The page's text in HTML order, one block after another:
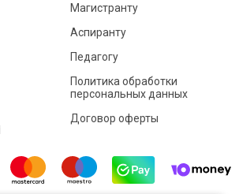
Магистранту
Аспиранту
Педагогу
Политика обработки
персональных данных
Договор оферты